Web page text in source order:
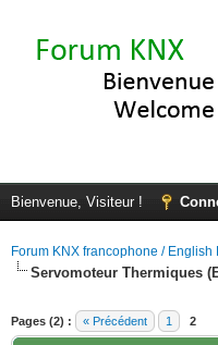
Bienvenue, Visiteur !
Forum KNX francophone / English
Servomoteur Thermiques
Pages (2) : « Précédent 1 2